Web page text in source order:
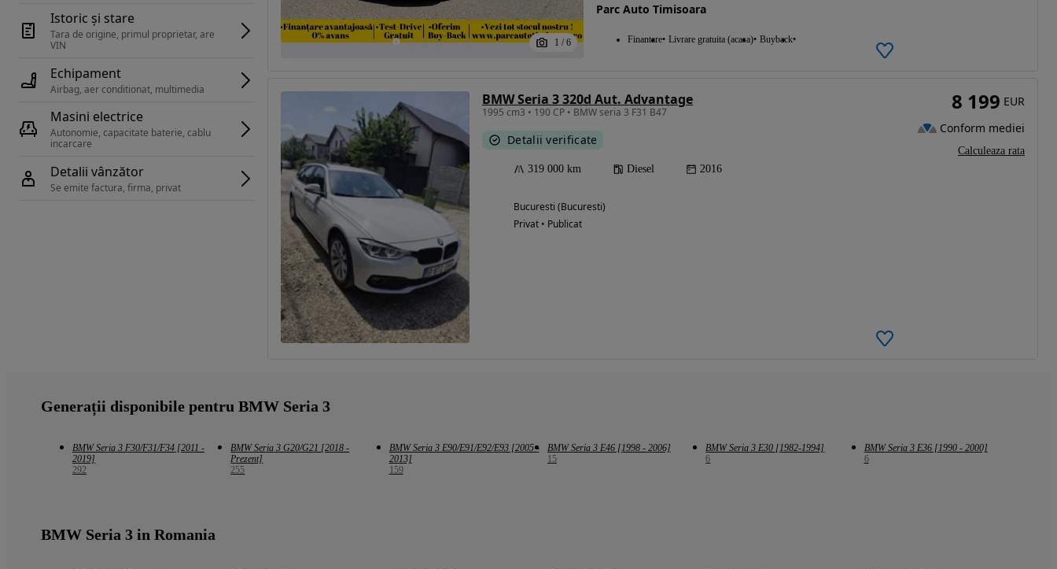
Istoric și stare
Tara de origine, primul proprietar, are
Echipament
Airbag, aer conditionat, multimedia
Masini electrice
Autonomie, capacitate baterie, cablu
Detalii vânzător
Se emite factura, firma, privat
1 / 6
Parc Auto Timisoara
Finantare Livrare gratuita (acasa) Buyback
BMW Seria 3 320d Aut. Advantage
1995 cm3 • 190 CP • BMW seria 3 F31 B47
Detalii verificate
319 000 km Diesel 2016
Bucuresti (Bucuresti)
Privat • Publicat
8 199 EUR
Conform mediei
Calculeaza rata
Generații disponibile pentru BMW Seria 3
BMW Seria 3 F30/F31/F34 [2011 -
2019]
292
BMW Seria 3 G20/G21 [2018 -
Prezent]
255
BMW Seria 3 E90/E91/E92/E93 [2005 -
2013]
159
BMW Seria 3 E46 [1998 - 2006]
15
BMW Seria 3 E30 [1982-1994]
6
BMW Seria 3 E36 [1990 - 2000]
6
BMW Seria 3 in Romania